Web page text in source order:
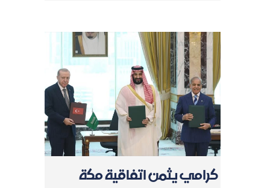
كرامي يثمن اتفاقية مكة